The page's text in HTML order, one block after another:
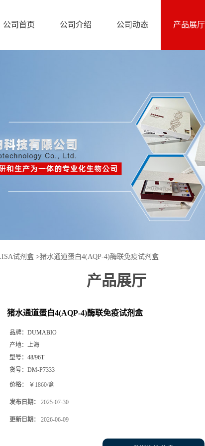
公司首页 公司介绍 公司动态 产品展厅
试剂盒 >猪水通道蛋白4(AQP-4)酶联免疫试剂盒
产品展厅
猪水通道蛋白4(AQP-4)酶联免疫试剂盒
品牌： DUMABIO
产地：
上海
型号： 48/96T
货号： DM-P7333
价格： ￥1860/盒
发布日期： 2025-07-30
更新日期： 2026-06-09